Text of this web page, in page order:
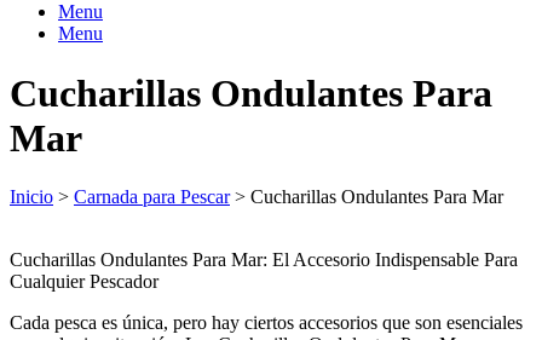
Menu
Menu
Cucharillas Ondulantes Para
Mar
Inicio > Carnada para Pescar> Cucharillas Ondulantes Para Mar
Cucharillas Ondulantes Para Mar: El Accesorio Indispensable Para
Cualquier Pescador
Cada pesca es única, pero hay ciertos accesorios que son esenciales